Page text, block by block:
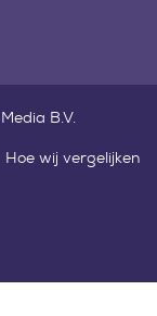
B.V.
Hoe wij vergelijken